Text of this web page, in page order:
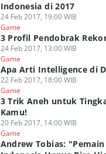
Indonesia di 2017
24 Feb 2017, 19:00 WIB
Game
3 Profil Pendobrak
24 Feb 2017, 13:00 WIB
Game
Apa Arti Intelligence di
22 Feb 2017, 18:00 WIB
Game
3 Trik Aneh untuk
Kamu!
20 Feb 2017, 14:00 WIB
Game
Andrew Tobias: